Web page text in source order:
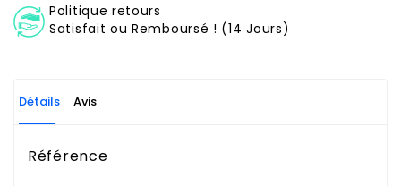
Politique retours
Satisfait ou Remboursé ! (14 Jours)
Détails Avis
Référence